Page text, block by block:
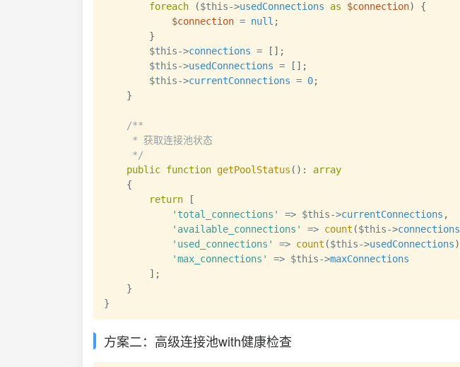
foreach
($this->usedConnections as $connection)
{
$connection = null ;
}
$this->connections = [ ] ;
$this->usedConnections = [ ] ;
$this->currentConnections = 0;
}
/**
     * 获取连接池状态
     */
public function getPoolStatus ( ) :
array
{
return
[
'total_connections'
=> $this->currentConnections ,
'available_connections'
=> count ($this->connections
'used_connections'
=> count ($this->usedConnections)
'max_connections'
=> $this->maxConnections
] ;
}
}
方案二：高级连接池with健康检查